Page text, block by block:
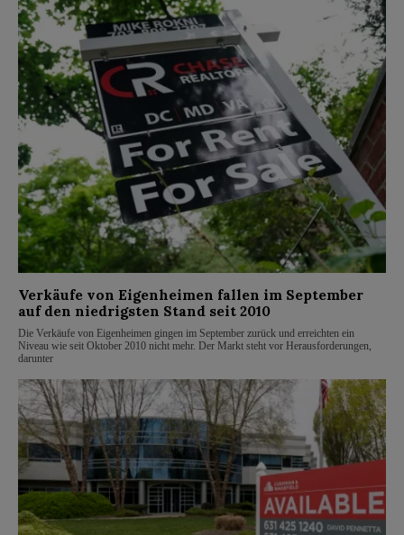
Verkäufe von Eigenheimen fallen im September
auf den niedrigsten Stand seit 2010
Die Verkäufe von Eigenheimen gingen im September zurück und erreichten ein
Niveau wie seit Oktober 2010 nicht mehr. Der Markt steht vor Herausforderungen,
darunter